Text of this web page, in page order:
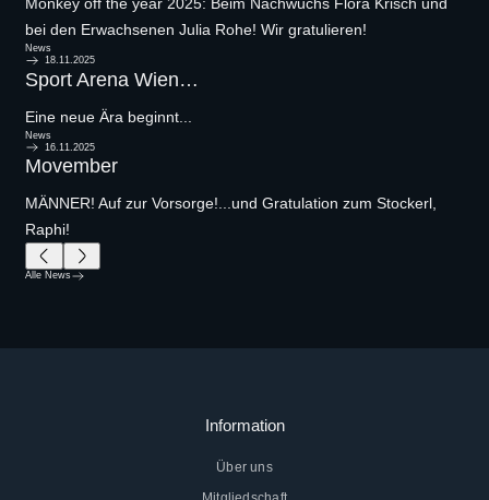
Monkey off the year 2025: Beim Nachwuchs Flora Krisch und
bei den Erwachsenen Julia Rohe! Wir gratulieren!
News
18.11.2025
Sport Arena Wien…
Eine neue Ära beginnt...
News
16.11.2025
Movember
MÄNNER! Auf zur Vorsorge!...und Gratulation zum Stockerl,
Raphi!
Alle News
Information
Über uns